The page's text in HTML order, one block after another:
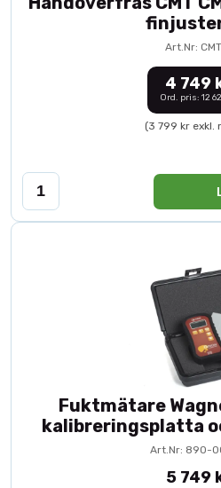
Art.Nr:
4 749
Ord. pris: 12
(3 799 kr exkl.
Fuktmätare
kalibreringsplatta
Art.Nr: 890-
5 749